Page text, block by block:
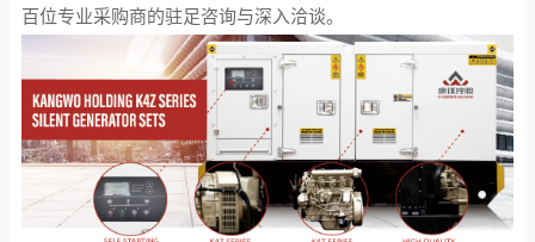
百位专业采购商的驻足咨询与深入洽谈。